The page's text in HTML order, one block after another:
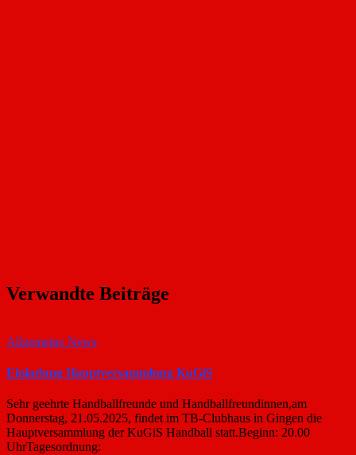
Verwandte Beiträge
Allgemeine News
Einladung Hauptversammlung KuGiS
Sehr geehrte Handballfreunde und Handballfreundinnen,am
Donnerstag, 21.05.2025, findet im TB-Clubhaus in Gingen die
Hauptversammlung der KuGiS Handball statt.Beginn: 20.00
UhrTagesordnung: